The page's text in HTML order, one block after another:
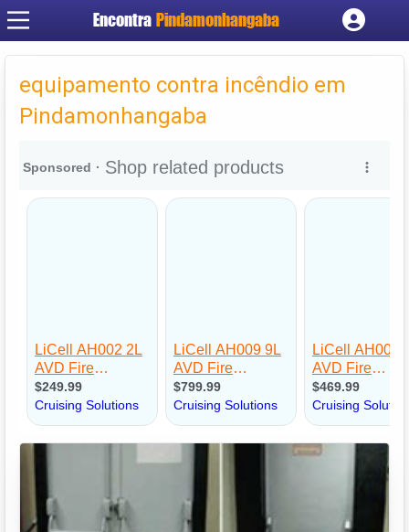
Encontra Pindamonhangaba
Cadastrar empresa
Criar conta
equipamento contra incêndio em
Pindamonhangaba